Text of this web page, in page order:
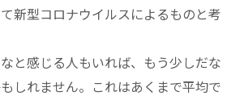
新型コロナウイルスによるものと考
と感じる人もいれば、もう少しだな
しれません。これはあくまで平均で